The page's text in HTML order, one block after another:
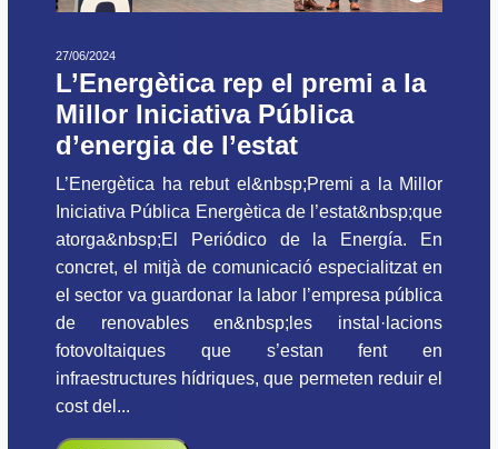
27/06/2024
L’Energètica rep el premi a la
Millor Iniciativa Pública
d’energia de l’estat
L’Energètica ha rebut el&nbsp;Premi a la Millor
Iniciativa Pública Energètica de l’estat&nbsp;que
atorga&nbsp;El Periódico de la Energía. En
concret, el mitjà de comunicació especialitzat en
el sector va guardonar la labor l’empresa pública
de renovables en&nbsp;les instal·lacions
fotovoltaiques que s’estan fent en
infraestructures hídriques, que permeten reduir el
cost del...